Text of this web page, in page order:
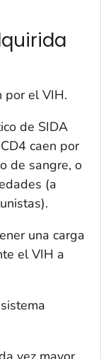
por el VIH.
de SIDA
caen por
de sangre, o
(a
una carga
el VIH a